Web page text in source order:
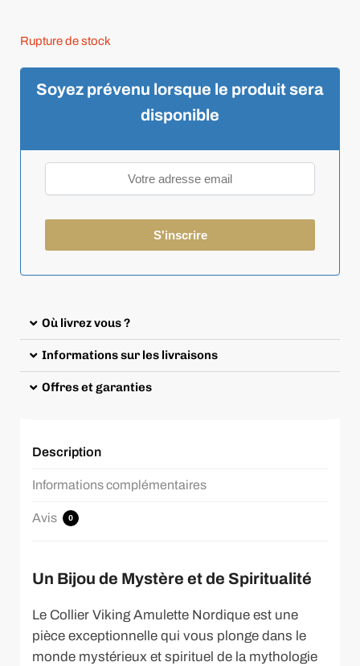
Rupture de stock
Soyez prévenu lorsque le produit sera
disponible
Où livrez vous ?
Informations sur les livraisons
Offres et garanties
Description
Informations complémentaires
Avis 0
Un Bijou de Mystère et de Spiritualité
Le Collier Viking Amulette Nordique est une
pièce exceptionnelle qui vous plonge dans le
monde mystérieux et spirituel de la mythologie